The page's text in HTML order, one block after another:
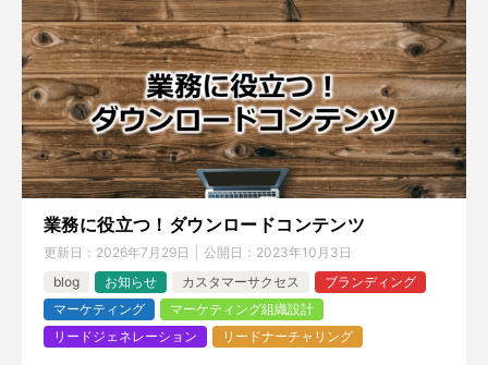
業務に役立つ！ダウンロードコンテンツ
更新日： 2026年7月29日 公開日： 2023年10月3日
blog
お知らせ カスタマーサクセス
ブランディング
マーケティング
マーケティング組織設計
リードジェネレーション
リードナーチャリング